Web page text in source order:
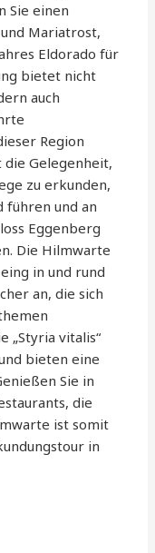
Sie einen
Mariatrost,
Eldorado für
bietet nicht
auch
Region
die Gelegenheit,
zu erkunden,
führen und an
Eggenberg
Die Hilmwarte
in und rund
an, die sich
„Styria vitalis“
bieten eine
Sie in
die
ist somit
in